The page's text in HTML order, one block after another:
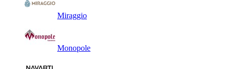
Miraggio
Monopole